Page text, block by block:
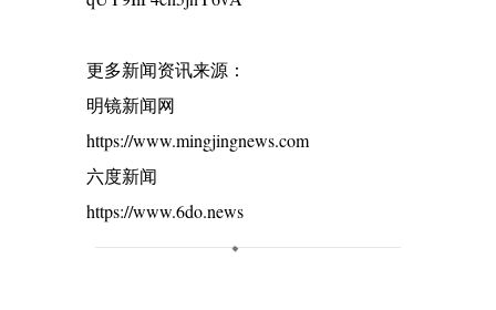
更多新闻资讯来源：
明镜新闻网
https://www.mingjingnews.com
六度新闻
https://www.6do.news